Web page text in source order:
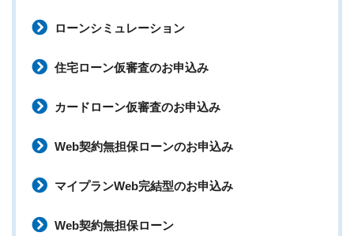
ローンシミュレーション
住宅ローン仮審査のお申込み
カードローン仮審査のお申込み
Web契約無担保ローンのお申込み
マイプランWeb完結型のお申込み
Web契約無担保ローン